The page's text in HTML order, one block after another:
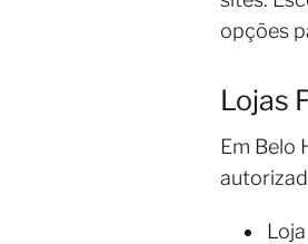
opções
Lojas
Em Belo